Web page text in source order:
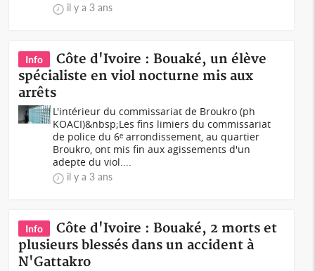
il y a 3 ans
Info
Côte d'Ivoire : Bouaké, un élève
spécialiste en viol nocturne mis aux
arrêts
L'intérieur du commissariat de Broukro (ph
KOACI)&nbsp;Les fins limiers du commissariat
de police du 6ᵉ arrondissement, au quartier
Broukro, ont mis fin aux agissements d'un
adepte du viol....
il y a 3 ans
Info
Côte d'Ivoire : Bouaké, 2 morts et
plusieurs blessés dans un accident à
N'Gattakro